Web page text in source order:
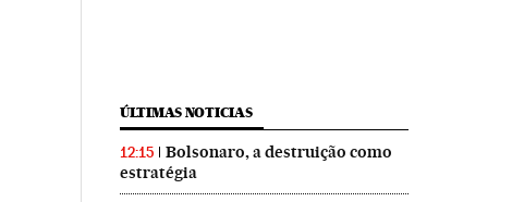
ÚLTIMAS NOTICIAS
12:15
Bolsonaro, a destruição como
estratégia